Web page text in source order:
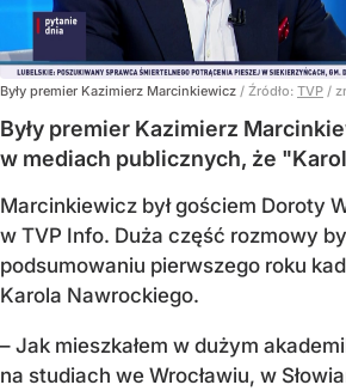
Były premier Kazimierz Marcinkiewicz / Źródło: TVP /
Były premier Kazimierz
w mediach publicznych, że
Marcinkiewicz był gościem Doroty
w TVP Info. Duża część rozmowy
podsumowaniu pierwszego roku
Karola Nawrockiego.
– Jak mieszkałem w dużym
na studiach we Wrocławiu, w